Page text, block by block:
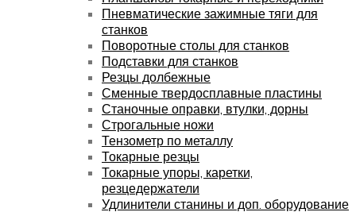
Пневматические зажимные тяги для
станков
Поворотные столы для станков
Подставки для станков
Резцы долбежные
Сменные твердосплавные пластины
Станочные оправки, втулки, дорны
Строгальные ножи
Тензометр по металлу
Токарные резцы
Токарные упоры, каретки,
резцедержатели
Удлинители станины и доп. оборудование